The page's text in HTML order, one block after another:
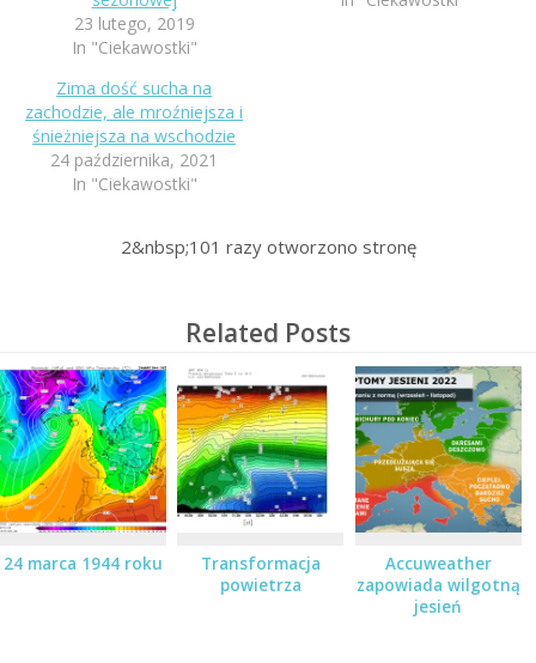
23 lutego, 2019
In "Ciekawostki"
Zima dość sucha na
zachodzie, ale mroźniejsza i
śnieżniejsza na wschodzie
24 października, 2021
In "Ciekawostki"
2&nbsp;101 razy otworzono stronę
Related Posts
24 marca 1944 roku
Transformacja
powietrza
Accuweather
zapowiada wilgotną
jesień